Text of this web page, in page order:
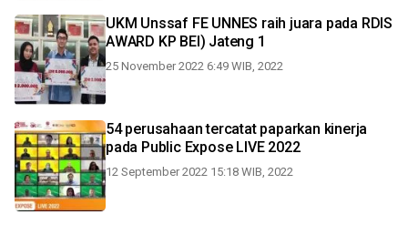
UKM Unssaf FE UNNES raih juara pada RDIS
AWARD KP BEI) Jateng 1
25 November 2022 6:49 WIB, 2022
54 perusahaan tercatat paparkan kinerja
pada Public Expose LIVE 2022
12 September 2022 15:18 WIB, 2022